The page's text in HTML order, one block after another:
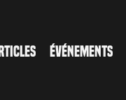
ÉVÉNEMENTS